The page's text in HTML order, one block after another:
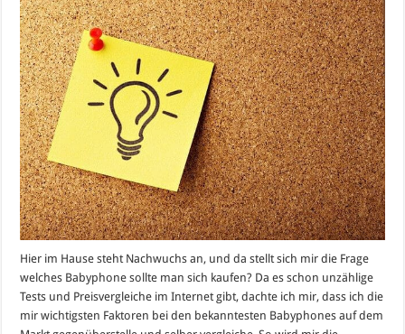
Hier im Hause steht Nachwuchs an, und da stellt sich mir die Frage
welches Babyphone sollte man sich kaufen? Da es schon unzählige
Tests und Preisvergleiche im Internet gibt, dachte ich mir, dass ich die
mir wichtigsten Faktoren bei den bekanntesten Babyphones auf dem